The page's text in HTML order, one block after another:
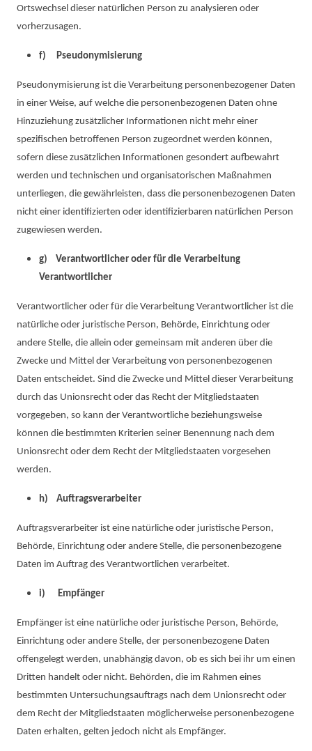
Ortswechsel dieser natürlichen Person zu analysieren oder
vorherzusagen.
f) Pseudonymisierung
Pseudonymisierung ist die Verarbeitung personenbezogener Daten
in einer Weise, auf welche die personenbezogenen Daten ohne
Hinzuziehung zusätzlicher Informationen nicht mehr einer
spezifischen betroffenen Person zugeordnet werden können,
sofern diese zusätzlichen Informationen gesondert aufbewahrt
werden und technischen und organisatorischen Maßnahmen
unterliegen, die gewährleisten, dass die personenbezogenen Daten
nicht einer identifizierten oder identifizierbaren natürlichen Person
zugewiesen werden.
g) Verantwortlicher oder für die Verarbeitung
Verantwortlicher
Verantwortlicher oder für die Verarbeitung Verantwortlicher ist die
natürliche oder juristische Person, Behörde, Einrichtung oder
andere Stelle, die allein oder gemeinsam mit anderen über die
Zwecke und Mittel der Verarbeitung von personenbezogenen
Daten entscheidet. Sind die Zwecke und Mittel dieser Verarbeitung
durch das Unionsrecht oder das Recht der Mitgliedstaaten
vorgegeben, so kann der Verantwortliche beziehungsweise
können die bestimmten Kriterien seiner Benennung nach dem
Unionsrecht oder dem Recht der Mitgliedstaaten vorgesehen
werden.
h) Auftragsverarbeiter
Auftragsverarbeiter ist eine natürliche oder juristische Person,
Behörde, Einrichtung oder andere Stelle, die personenbezogene
Daten im Auftrag des Verantwortlichen verarbeitet.
i) Empfänger
Empfänger ist eine natürliche oder juristische Person, Behörde,
Einrichtung oder andere Stelle, der personenbezogene Daten
offengelegt werden, unabhängig davon, ob es sich bei ihr um einen
Dritten handelt oder nicht. Behörden, die im Rahmen eines
bestimmten Untersuchungsauftrags nach dem Unionsrecht oder
dem Recht der Mitgliedstaaten möglicherweise personenbezogene
Daten erhalten, gelten jedoch nicht als Empfänger.